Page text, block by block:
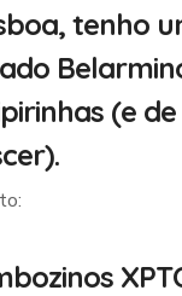
tenho
(e